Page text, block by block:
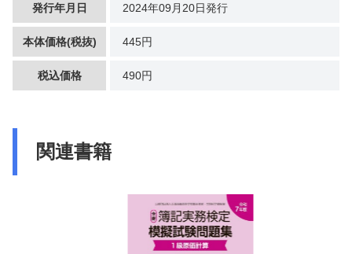
発行年月日 2024年09月20日発行
本体価格(税抜) 445円
税込価格 490円
関連書籍